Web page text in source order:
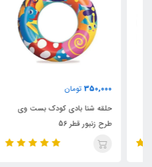
350,000 تومان
حلقه شنا بادی کودک بست وی
طرح زنبور قطر 56